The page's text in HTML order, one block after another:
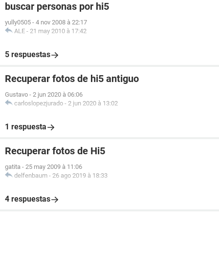
buscar personas por hi5
yully0505 - 4 nov 2008 à 22:17
ALE - 21 may 2010 à 17:42
5 respuestas
Recuperar fotos de hi5 antiguo
Gustavo - 2 jun 2020 à 06:06
carloslopezjurado - 2 jun 2020 à 13:02
1 respuesta
Recuperar fotos de Hi5
gatita - 25 may 2009 à 11:06
delfenbaum - 26 ago 2019 à 18:33
4 respuestas